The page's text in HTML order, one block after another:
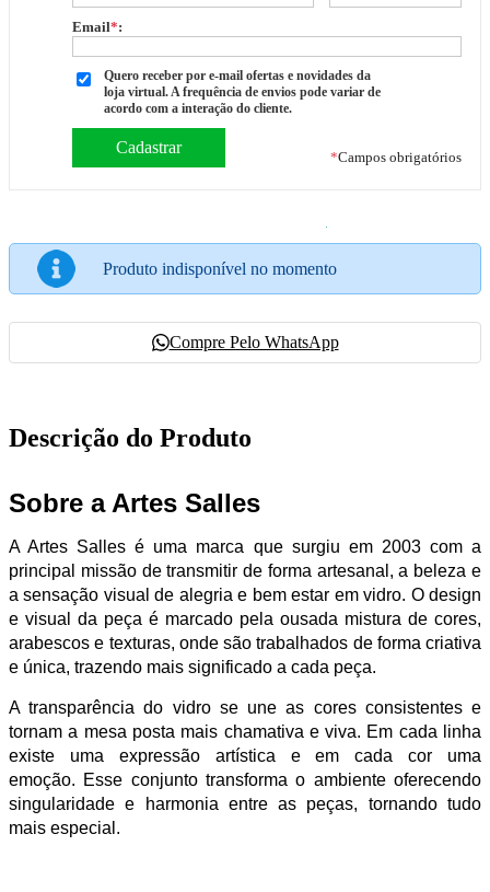
Email*:
Quero receber por e-mail ofertas e novidades da
loja virtual. A frequência de envios pode variar de
acordo com a interação do cliente.
*Campos obrigatórios
Produto indisponível no momento
Compre Pelo WhatsApp
Descrição do Produto
Sobre a Artes Salles
A Artes Salles é uma marca que surgiu em 2003 com a
principal missão de transmitir de forma artesanal, a beleza e
a sensação visual de alegria e bem estar em vidro. O design
e visual da peça é marcado pela ousada mistura de cores,
arabescos e texturas, onde são trabalhados de forma criativa
e única, trazendo mais significado a cada peça.
A transparência do vidro se une as cores consistentes e
tornam a mesa posta mais chamativa e viva. Em cada linha
existe uma expressão artística e em cada cor uma
emoção. Esse conjunto transforma o ambiente oferecendo
singularidade e harmonia entre as peças, tornando tudo
mais especial.